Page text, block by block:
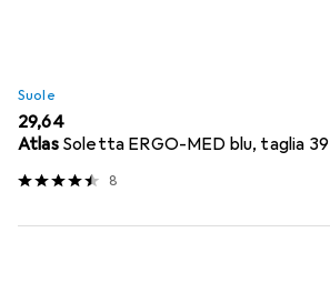
Suole
EUR
29,64
Atlas Soletta ERGO-MED blu, taglia 39
8